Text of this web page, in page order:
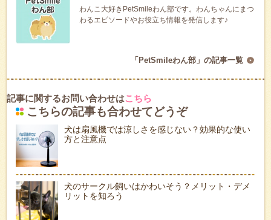
わんこ大好きPetSmileわん部です。わんちゃんにまつ
わるエピソードやお役立ち情報を発信します♪
「PetSmileわん部」の記事一覧
記事に関するお問い合わせはこちら
こちらの記事も合わせてどうぞ
犬は扇風機では涼しさを感じない？効果的な使い
方と注意点
犬のサークル飼いはかわいそう？メリット・デメ
リットを知ろう